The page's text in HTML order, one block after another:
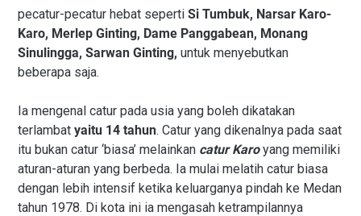
pecatur-pecatur hebat seperti Si Tumbuk, Narsar Karo-
Karo, Merlep Ginting, Dame Panggabean, Monang
Sinulingga, Sarwan Ginting, untuk menyebutkan
beberapa saja.
Ia mengenal catur pada usia yang boleh dikatakan
terlambat yaitu 14 tahun. Catur yang dikenalnya pada saat
itu bukan catur ‘biasa’ melainkan catur Karoyang memiliki
aturan-aturan yang berbeda. Ia mulai melatih catur biasa
dengan lebih intensif ketika keluarganya pindah ke Medan
tahun 1978. Di kota ini ia mengasah ketrampilannya